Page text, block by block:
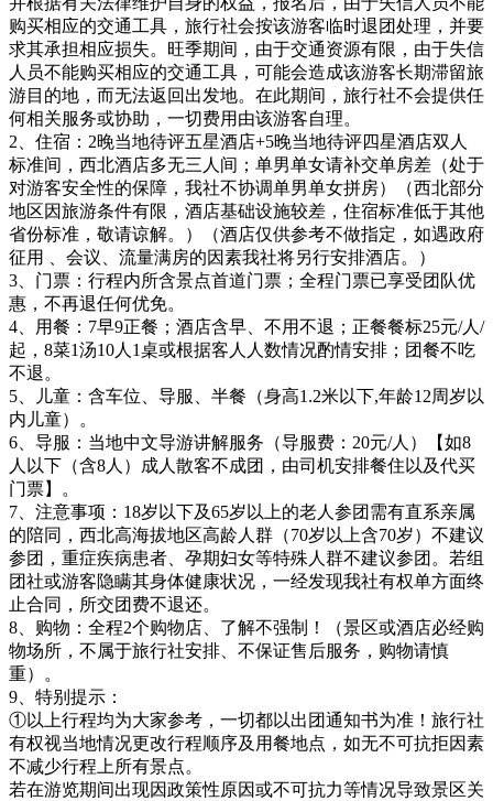
购买相应的交通工具，旅行社会按该游客临时退团处理，并要
求其承担相应损失。旺季期间，由于交通资源有限，由于失信
人员不能购买相应的交通工具，可能会造成该游客长期滞留旅
游目的地，而无法返回出发地。在此期间，旅行社不会提供任
何相关服务或协助，一切费用由该游客自理。
2、住宿：2晚当地待评五星酒店+5晚当地待评四星酒店双人
标准间，西北酒店多无三人间；单男单女请补交单房差（处于
对游客安全性的保障，我社不协调单男单女拼房）（西北部分
地区因旅游条件有限，酒店基础设施较差，住宿标准低于其他
省份标准，敬请谅解。）（酒店仅供参考不做指定，如遇政府
征用 、会议、流量满房的因素我社将另行安排酒店。）
3、门票：行程内所含景点首道门票；全程门票已享受团队优
惠，不再退任何优免。
4、用餐：7早9正餐；酒店含早、不用不退；正餐餐标25元/人/
起，8菜1汤10人1桌或根据客人人数情况酌情安排；团餐不吃
不退。
5、儿童：含车位、导服、半餐（身高1.2米以下,年龄12周岁以
内儿童）。
6、导服：当地中文导游讲解服务（导服费：20元/人）【如8
人以下（含8人）成人散客不成团，由司机安排餐住以及代买
门票】。
7、注意事项：18岁以下及65岁以上的老人参团需有直系亲属
的陪同，西北高海拔地区高龄人群（70岁以上含70岁）不建议
参团，重症疾病患者、孕期妇女等特殊人群不建议参团。若组
团社或游客隐瞒其身体健康状况，一经发现我社有权单方面终
止合同，所交团费不退还。
8、购物：全程2个购物店、了解不强制！（景区或酒店必经购
物场所，不属于旅行社安排、不保证售后服务，购物请慎
重）。
9、特别提示：
①以上行程均为大家参考，一切都以出团通知书为准！旅行社
有权视当地情况更改行程顺序及用餐地点，如无不可抗拒因素
不减少行程上所有景点。
若在游览期间出现因政策性原因或不可抗力等情况导致景区关